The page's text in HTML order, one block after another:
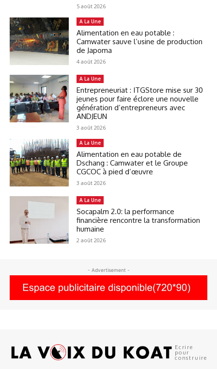
5 août 2026
A La Une
Alimentation en eau potable :
Camwater sauve l’usine de production
de Japoma
4 août 2026
A La Une
Entrepreneuriat : ITGStore mise sur 30
jeunes pour faire éclore une nouvelle
génération d’entrepreneurs avec
ANDJEUN
3 août 2026
A La Une
Alimentation en eau potable de
Dschang : Camwater et le Groupe
CGCOC à pied d’œuvre
3 août 2026
A La Une
Socapalm 2.0: la performance
financière rencontre la transformation
humaine
2 août 2026
- Advertisement -
Ecrire
pour
construire